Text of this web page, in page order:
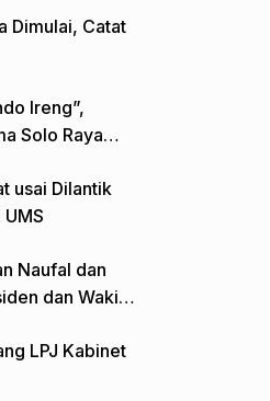
Dimulai, Catat
Ireng”,
Solo Raya
usai Dilantik
Naufal dan
dan Wakil
LPJ Kabinet